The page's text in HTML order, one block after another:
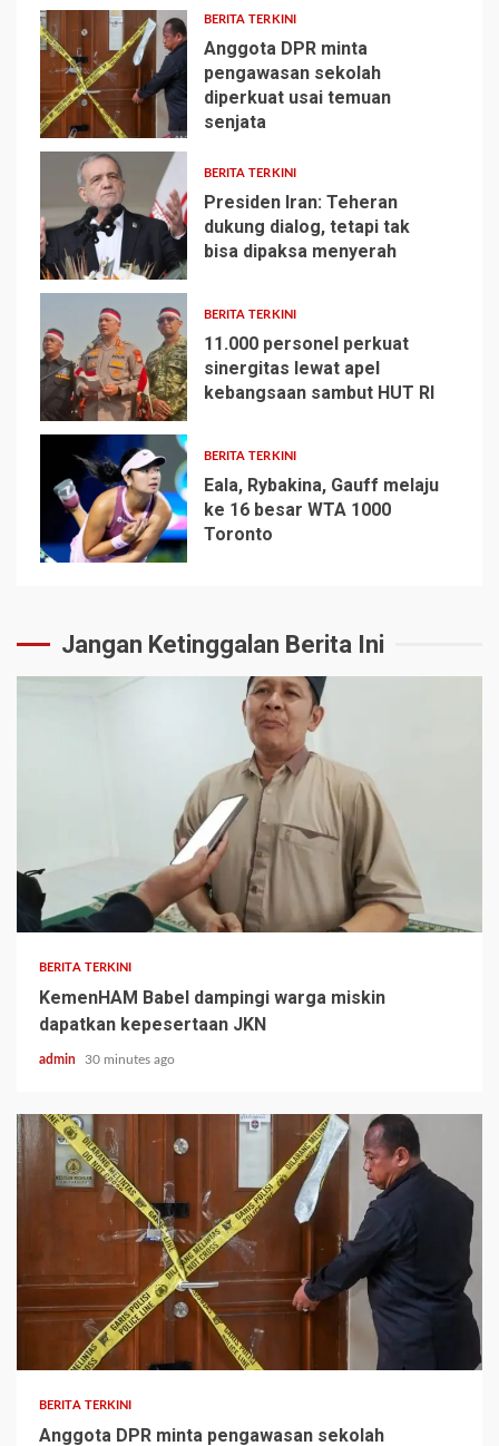
2
BERITA TERKINI
Anggota DPR minta
pengawasan sekolah
diperkuat usai temuan
senjata
3
BERITA TERKINI
Presiden Iran: Teheran
dukung dialog, tetapi tak
bisa dipaksa menyerah
4
BERITA TERKINI
11.000 personel perkuat
sinergitas lewat apel
kebangsaan sambut HUT RI
5
BERITA TERKINI
Eala, Rybakina, Gauff melaju
ke 16 besar WTA 1000
Toronto
Jangan Ketinggalan Berita Ini
BERITA TERKINI
KemenHAM Babel dampingi warga miskin
dapatkan kepesertaan JKN
admin 30 minutes ago
BERITA TERKINI
Anggota DPR minta pengawasan sekolah